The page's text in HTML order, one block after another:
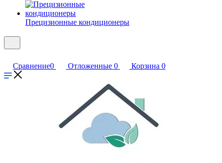
Прецизионные кондиционеры
Сравнение0 Отложенные 0 Корзина 0